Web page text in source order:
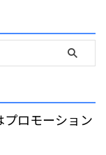
ロモーション